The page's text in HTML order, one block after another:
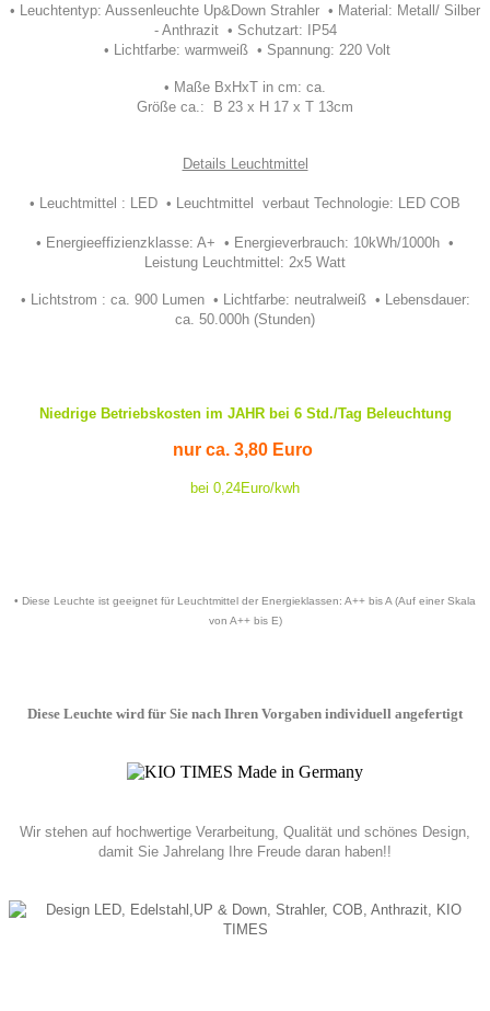
• Leuchtentyp: Aussenleuchte Up&Down Strahler • Material: Metall/ Silber
- Anthrazit • Schutzart: IP54
• Lichtfarbe: warmweiß • Spannung: 220 Volt
• Maße BxHxT in cm: ca.
Größe ca.: B 23 x H 17 x T 13cm
Details Leuchtmittel
• Leuchtmittel : LED • Leuchtmittel verbaut Technologie: LED COB
• Energieeffizienzklasse: A+ • Energieverbrauch: 10kWh/1000h •
Leistung Leuchtmittel: 2x5 Watt
• Lichtstrom : ca. 900 Lumen • Lichtfarbe: neutralweiß • Lebensdauer:
ca. 50.000h (Stunden)
Niedrige Betriebskosten im JAHR bei 6 Std./Tag Beleuchtung
nur ca. 3,80 Euro
bei 0,24Euro/kwh
• Diese Leuchte ist geeignet für Leuchtmittel der Energieklassen: A++ bis A (Auf einer Skala
von A++ bis E)
Diese Leuchte wird für Sie nach Ihren Vorgaben individuell angefertigt
Wir stehen auf hochwertige Verarbeitung, Qualität und schönes Design,
damit Sie Jahrelang Ihre Freude daran haben!!